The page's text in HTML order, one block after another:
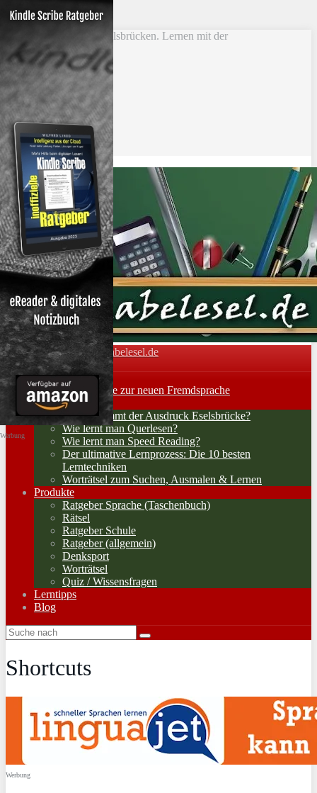
Skip to main content
Vokabel Lernen mit Eselsbrücken. Lernen mit der
Schlüsselwortmethode
Bestseller
Etsy-Shop
Fire Tablets Kids
T-Shirts
Blog
Lerntipps
Produkte
Toggle navigation Vokabelesel.de
Home
Lernerfolge: Wege zur neuen Fremdsprache
Lernstrategien
Woher kommt der Ausdruck Eselsbrücke?
Wie lernt man Querlesen?
Wie lernt man Speed Reading?
Der ultimative Lernprozess: Die 10 besten
Lerntechniken
Worträtsel zum Suchen, Ausmalen & Lernen
Produkte
Ratgeber Sprache (Taschenbuch)
Rätsel
Ratgeber Schule
Ratgeber (allgemein)
Denksport
Worträtsel
Quiz / Wissensfragen
Lerntipps
Blog
Shortcuts
Werbung
Werbung